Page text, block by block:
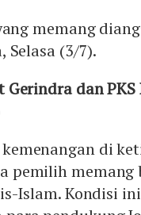
memang
Selasa (3/7).
Gerindra dan
di
pemilih memang
Islam. Kondisi